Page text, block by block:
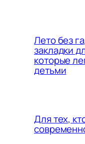
Лето без
закладки
которые
детьми
Для тех,